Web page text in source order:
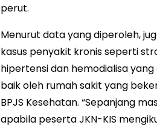
perut.
Menurut data yang diperoleh,
kasus penyakit kronis seperti
hipertensi dan hemodialisa
baik oleh rumah sakit yang
BPJS Kesehatan. “Sepanjang
apabila peserta JKN-KIS